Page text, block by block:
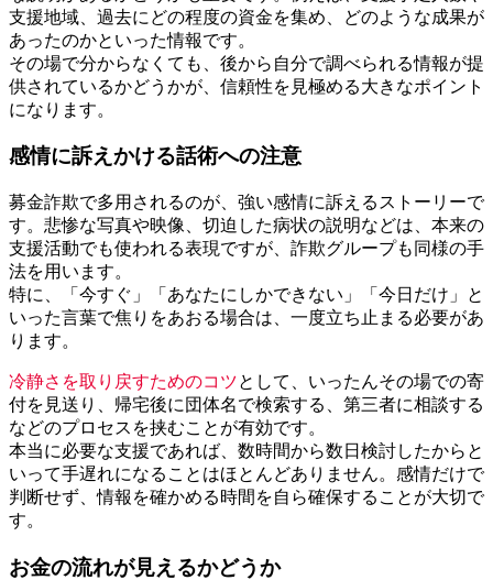
支援地域、過去にどの程度の資金を集め、どのような成果が
あったのかといった情報です。
その場で分からなくても、後から自分で調べられる情報が提
供されているかどうかが、信頼性を見極める大きなポイント
になります。
感情に訴えかける話術への注意
募金詐欺で多用されるのが、強い感情に訴えるストーリーで
す。悲惨な写真や映像、切迫した病状の説明などは、本来の
支援活動でも使われる表現ですが、詐欺グループも同様の手
法を用います。
特に、「今すぐ」「あなたにしかできない」「今日だけ」と
いった言葉で焦りをあおる場合は、一度立ち止まる必要があ
ります。
冷静さを取り戻すためのコツとして、いったんその場での寄
付を見送り、帰宅後に団体名で検索する、第三者に相談する
などのプロセスを挟むことが有効です。
本当に必要な支援であれば、数時間から数日検討したからと
いって手遅れになることはほとんどありません。感情だけで
判断せず、情報を確かめる時間を自ら確保することが大切で
す。
お金の流れが見えるかどうか